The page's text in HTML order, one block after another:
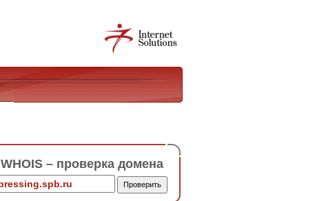
WHOIS – проверка домена